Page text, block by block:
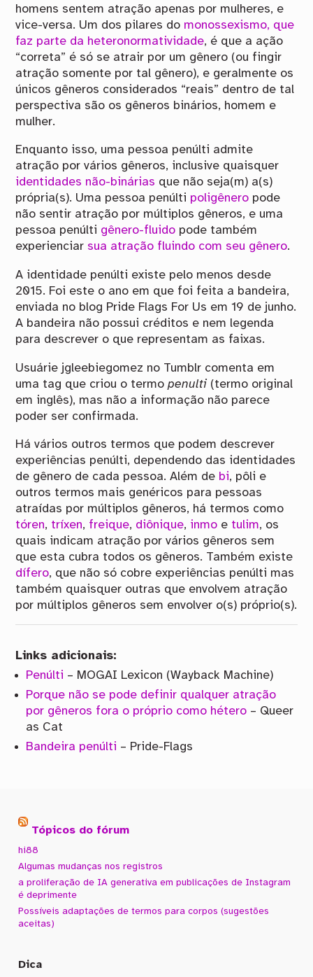
homens sentem atração apenas por mulheres, e
vice-versa. Um dos pilares do monossexismo, que
faz parte da heteronormatividade, é que a ação
“correta” é só se atrair por um gênero (ou fingir
atração somente por tal gênero), e geralmente os
únicos gêneros considerados “reais” dentro de tal
perspectiva são os gêneros binários, homem e
mulher.
Enquanto isso, uma pessoa penúlti admite
atração por vários gêneros, inclusive quaisquer
identidades não-binárias que não seja(m) a(s)
própria(s). Uma pessoa penúlti poligênero pode
não sentir atração por múltiplos gêneros, e uma
pessoa penúlti gênero-fluido pode também
experienciar sua atração fluindo com seu gênero.
A identidade penúlti existe pelo menos desde
2015. Foi este o ano em que foi feita a bandeira,
enviada no blog Pride Flags For Us em 19 de junho.
A bandeira não possui créditos e nem legenda
para descrever o que representam as faixas.
Usuárie jgleebiegomez no Tumblr comenta em
uma tag que criou o termopenulti (termo original
em inglês), mas não a informação não parece
poder ser confirmada.
Há vários outros termos que podem descrever
experiências penúlti, dependendo das identidades
de gênero de cada pessoa. Além de bi, pôli e
outros termos mais genéricos para pessoas
atraídas por múltiplos gêneros, há termos como
tóren, tríxen, freique, diônique, inmo e tulim, os
quais indicam atração por vários gêneros sem
que esta cubra todos os gêneros. Também existe
dífero, que não só cobre experiências penúlti mas
também quaisquer outras que envolvem atração
por múltiplos gêneros sem envolver o(s) próprio(s).
Links adicionais:
Penúlti – MOGAI Lexicon (Wayback Machine)
Porque não se pode definir qualquer atração
por gêneros fora o próprio como hétero – Queer
as Cat
Bandeira penúlti – Pride-Flags
Tópicos do fórum
hi88
Algumas mudanças nos registros
a proliferação de IA generativa em publicações de Instagram
é deprimente
Possíveis adaptações de termos para corpos (sugestões
aceitas)
Dica